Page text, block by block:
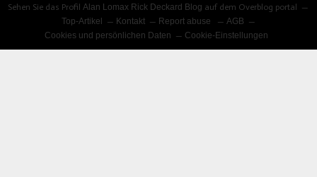
Sehen Sie das Profil Alan Lomax Rick Deckard Blog auf dem Overblog portal
Top-Artikel
Kontakt Report abuse
AGB
Cookies und persönlichen Daten
Cookie-Einstellungen